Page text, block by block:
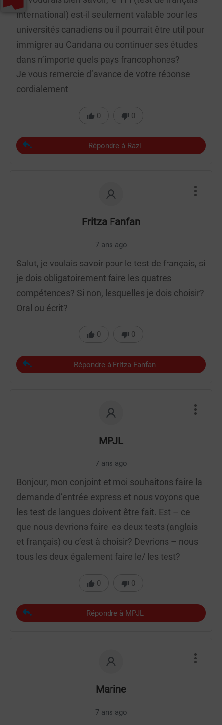
international) est-il seulement valable pour les
universités canadiens ou il pourrait être util pour
immigrer au Candana ou continuer ses études
dans n’importe quels pays francophones?
Je vous remercie d’avance de votre réponse
cordialement
0 0
Répondre à Razi
Fritza Fanfan
7 ans ago
Salut, je voulais savoir pour le test de français, si
je dois obligatoirement faire les quatres
compétences? Si non, lesquelles je dois choisir?
Oral ou écrit?
0 0
Répondre à Fritza Fanfan
MPJL
7 ans ago
Bonjour, mon conjoint et moi souhaitons faire la
demande d’entrée express et nous voyons que
les test de langues doivent être fait. Est – ce
que nous devrions faire les deux tests (anglais
et français) ou c’est à choisir? Devrions – nous
tous les deux également faire le/ les test?
0 0
Répondre à MPJL
Marine
7 ans ago